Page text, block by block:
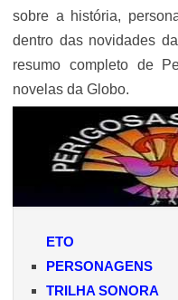
sobre a história,
dentro das novidades
resumo completo de
novelas da Globo.
ETO
PERSONAGENS
TRILHA SONORA